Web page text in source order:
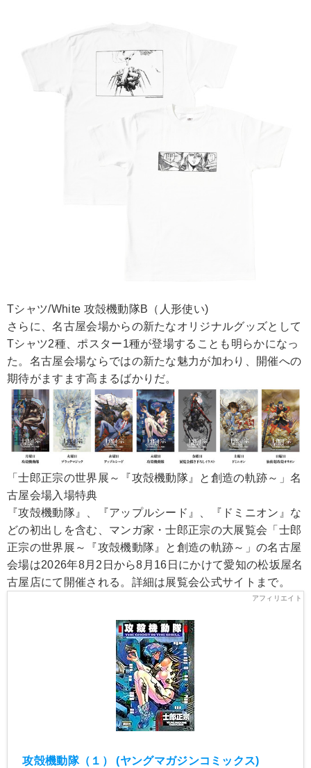
Tシャツ/White 攻殻機動隊B（人形使い)
さらに、名古屋会場からの新たなオリジナルグッズとして
Tシャツ2種、ポスター1種が登場することも明らかになっ
た。名古屋会場ならではの新たな魅力が加わり、開催への
期待がますます高まるばかりだ。
「士郎正宗の世界展～『攻殻機動隊』と創造の軌跡～」名
古屋会場入場特典
『攻殻機動隊』、『アップルシード』、『ドミニオン』な
どの初出しを含む、マンガ家・士郎正宗の大展覧会「士郎
正宗の世界展～『攻殻機動隊』と創造の軌跡～」の名古屋
会場は2026年8月2日から8月16日にかけて愛知の松坂屋名
古屋店にて開催される。詳細は展覧会公式サイトまで。
攻殻機動隊（１） (ヤングマガジンコミックス)